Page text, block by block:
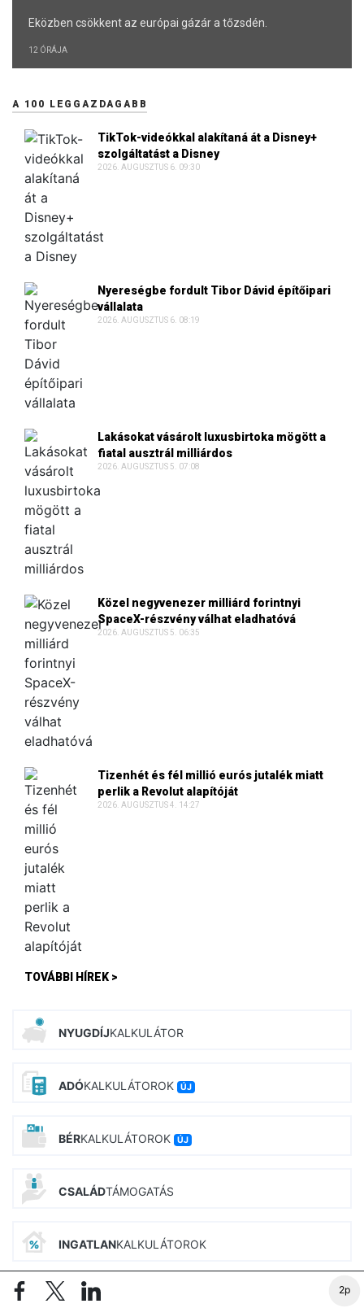
2p
Eközben csökkent az európai gázár a tőzsdén.
12 ÓRÁJA
A 100 LEGGAZDAGABB
TikTok-videókkal alakítaná át a Disney+
szolgáltatást a Disney
2026. AUGUSZTUS 6. 09:30
Nyereségbe fordult Tibor Dávid építőipari
vállalata
2026. AUGUSZTUS 6. 08:19
Lakásokat vásárolt luxusbirtoka mögött a
fiatal ausztrál milliárdos
2026. AUGUSZTUS 5. 07:08
Közel negyvenezer milliárd forintnyi
SpaceX-részvény válhat eladhatóvá
2026. AUGUSZTUS 5. 06:35
Tizenhét és fél millió eurós jutalék miatt
perlik a Revolut alapítóját
2026. AUGUSZTUS 4. 14:27
TOVÁBBI HÍREK >
NYUGDÍJKALKULÁTOR
ADÓKALKULÁTOROK ÚJ
BÉRKALKULÁTOROK ÚJ
CSALÁDTÁMOGATÁS
INGATLANKALKULÁTOROK
PIAC&PROFIT CIKKEI